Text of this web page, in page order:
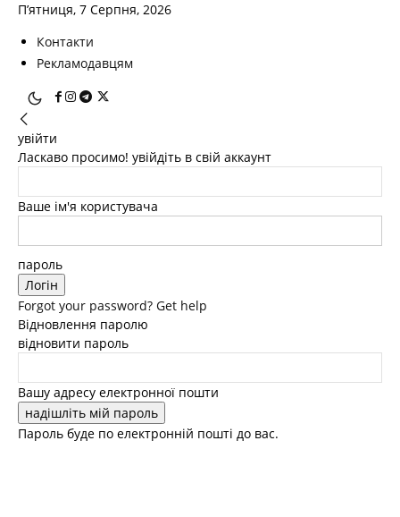
П’ятниця, 7 Серпня, 2026
Контакти
Рекламодавцям
увійти
Ласкаво просимо! увійдіть в свій аккаунт
Ваше ім'я користувача
пароль
Forgot your password? Get help
Відновлення паролю
відновити пароль
Вашу адресу електронної пошти
Пароль буде по електронній пошті до вас.